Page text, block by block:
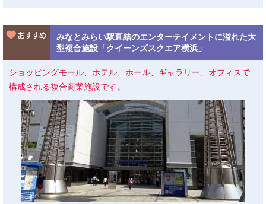
みなとみらい駅直結のエンターテイメントに溢れた大
型複合施設「クイーンズスクエア横浜」
ショッピングモール、ホテル、ホール、ギャラリー、オフィスで
構成される複合商業施設です。